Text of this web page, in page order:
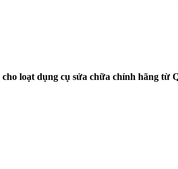
cho loạt dụng cụ sửa chữa chính hãng